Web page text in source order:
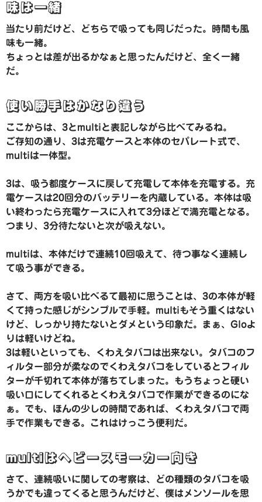
味は一緒
当たり前だけど、どちらで吸っても同じだった。時間も風
味も一緒。
ちょっとは差が出るかなぁと思ったんだけど、全く一緒
だ。
使い勝手はかなり違う
ここからは、3とmultiと表記しながら比べてみるね。
ご存知の通り、3は充電ケースと本体のセパレート式で、
multiは一体型。
3は、吸う都度ケースに戻して充電して本体を充電する。充
電ケースは20回分のバッテリーを内蔵している。本体は吸
い終わったら充電ケースに入れて3分ほどで満充電となる。
つまり、3分待たないと次が吸えない。
multiは、本体だけで連続10回吸えて、待つ事なく連続し
て吸う事ができる。
さて、両方を吸い比べるて最初に思うことは、3の本体が軽
くて持った感じがシンプルで手軽。multiもそう重くはない
けど、しっかり持たないとダメという印象だ。まぁ、Gloよ
りは軽いけどね。
3は軽いといっても、くわえタバコは出来ない。タバコのフ
ィルター部分が柔なのでくわえタバコをしているとフィル
ターが千切れて本体が落ちてしまった。もうちょっと硬い
吸い口にしてくれるとくわえタバコで作業ができるのにな
ぁ。でも、ほんの少しの時間であれば、くわえタバコで両
手で作業もできる。これはけっこう便利だ。
multiはヘビースモーカー向き
さて、連続吸いに関しての考察は、どの種類のタバコを吸
うかでも違ってくると思うんだけど、僕はメンソールを思